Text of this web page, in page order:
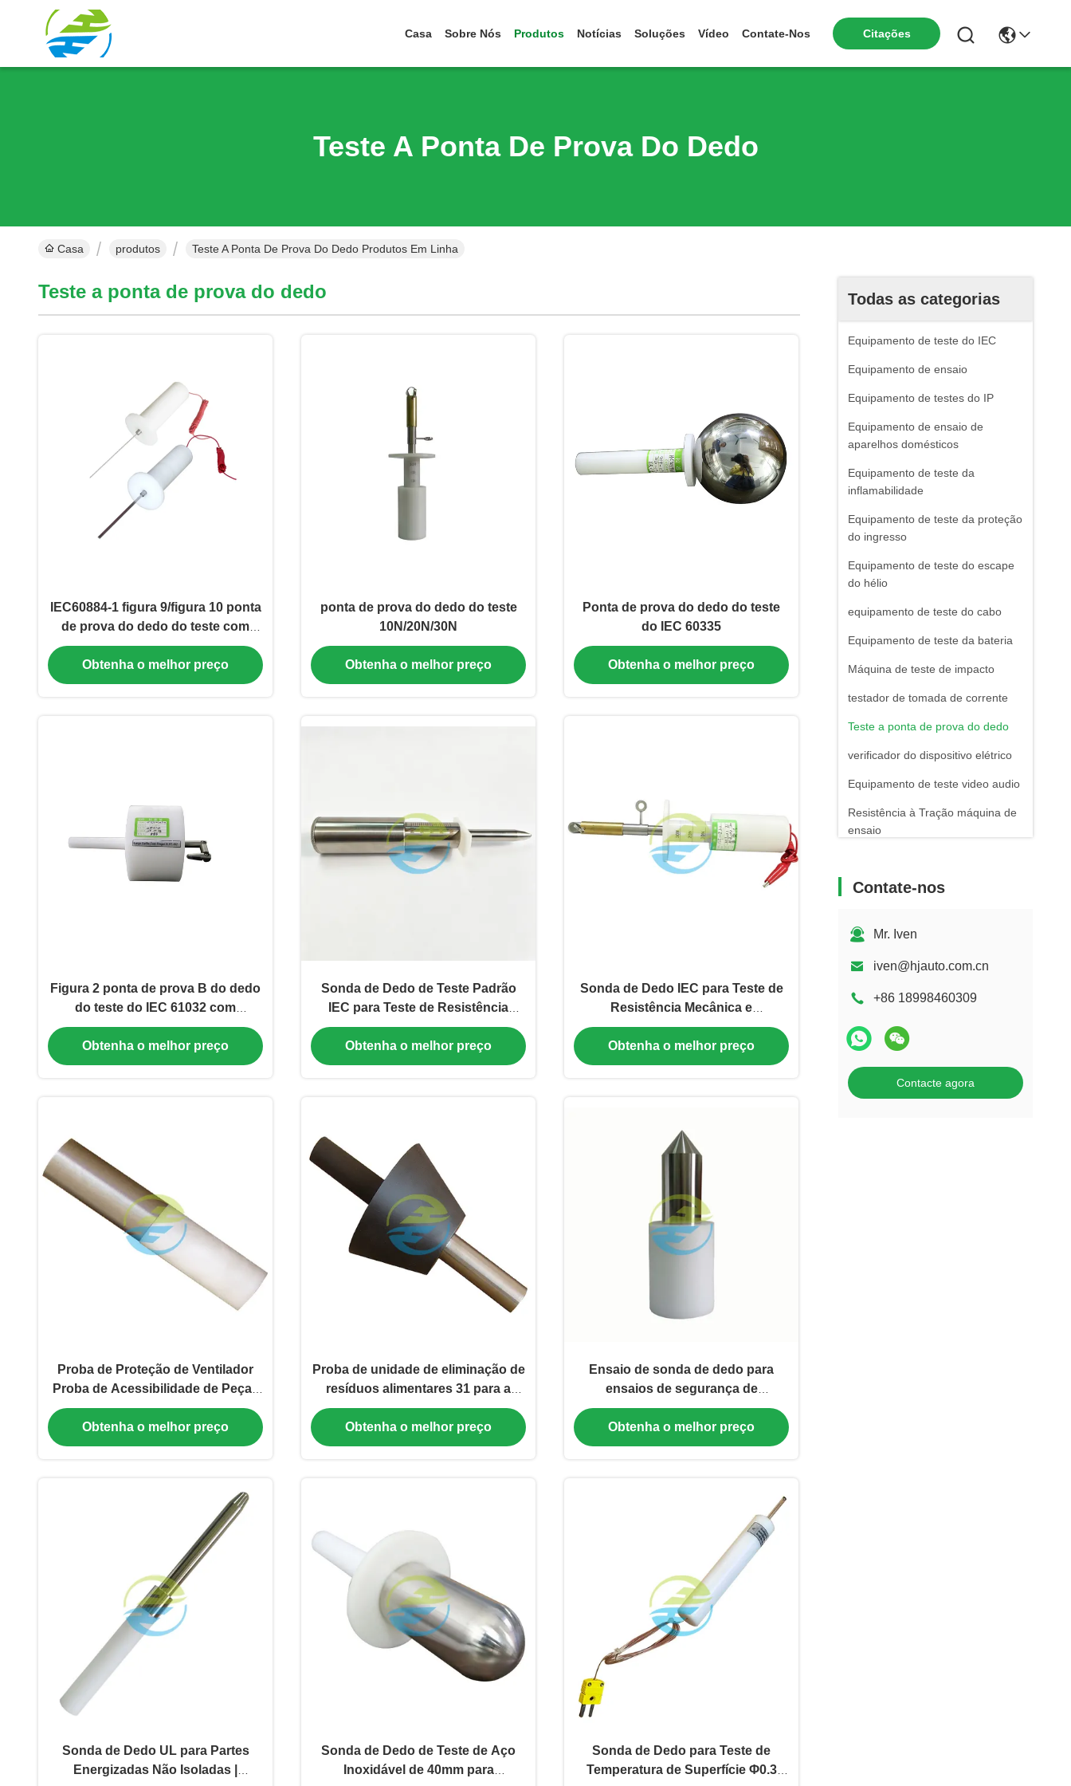
Casa Sobre Nós Produtos Notícias Soluções Vídeo Contate-Nos Citações
Teste A Ponta De Prova Do Dedo
Casa produtos Teste A Ponta De Prova Do Dedo Produtos Em Linha
Todas as categorias
Equipamento de teste do IEC
Equipamento de ensaio
Equipamento de testes do IP
Equipamento de ensaio de
aparelhos domésticos
Equipamento de teste da
inflamabilidade
Equipamento de teste da proteção
do ingresso
Equipamento de teste do escape
do hélio
equipamento de teste do cabo
Equipamento de teste da bateria
Máquina de teste de impacto
testador de tomada de corrente
Teste a ponta de prova do dedo
verificador do dispositivo elétrico
Equipamento de teste video audio
Resistência à Tração máquina de
ensaio
Equipamento de teste leve
máquina de soldadura automática
Laboratório de teste do
desempenho do dispositivo
banco de ensaio motor
Banco de ensaio do relé
Contate-nos
Mr. Iven
iven@hjauto.com.cn
+86 18998460309
Contacte agora
Teste a ponta de prova do dedo
IEC60884-1 figura 9/figura 10 ponta
de prova do dedo do teste com
força
Obtenha o melhor preço
ponta de prova do dedo do teste
10N/20N/30N
Obtenha o melhor preço
Ponta de prova do dedo do teste
do IEC 60335
Obtenha o melhor preço
Figura 2 ponta de prova B do dedo
do teste do IEC 61032 com
diâmetro 125mm do defletor
Obtenha o melhor preço
Sonda de Dedo de Teste Padrão
IEC para Teste de Resistência
Mecânica e Proteção Contra
Acesso a Partes Perigosas – Teste
de Dedo com Força de 50N
Obtenha o melhor preço
Sonda de Dedo IEC para Teste de
Resistência Mecânica e
Acessibilidade de
Eletrodomésticos
Obtenha o melhor preço
Proba de Proteção de Ventilador
Proba de Acessibilidade de Peças
Mecânicas Perigosas Equipamento
de Teste IEC
Obtenha o melhor preço
Proba de unidade de eliminação de
resíduos alimentares 31 para a
norma IEC 61032 Figura 14 Ensaios
de acessibilidade de peças
mecânicas perigosas
Obtenha o melhor preço
Ensaio de sonda de dedo para
ensaios de segurança de
aparelhos domésticos de acordo
com a norma IEC 61032
Obtenha o melhor preço
Sonda de Dedo UL para Partes
Energizadas Não Isoladas |
Sonda de Dedo de Teste de Aço
Inoxidável de 40mm para
Sonda de Dedo para Teste de
Temperatura de Superfície Φ0.3